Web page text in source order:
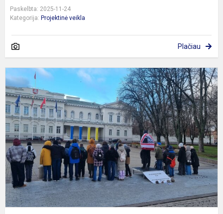
Paskelbta: 2025-11-24
Kategorija: Projektinė veikla
Plačiau